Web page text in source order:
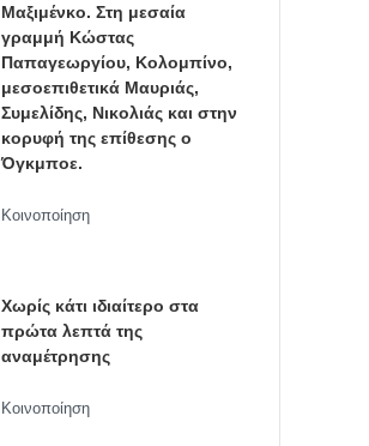
Μαξιμένκο. Στη μεσαία
γραμμή Κώστας
Παπαγεωργίου, Κολομπίνο,
μεσοεπιθετικά Μαυριάς,
Συμελίδης, Νικολιάς και στην
κορυφή της επίθεσης ο
Όγκμποε.
Κοινοποίηση
Χωρίς κάτι ιδιαίτερο στα
πρώτα λεπτά της
αναμέτρησης
Κοινοποίηση